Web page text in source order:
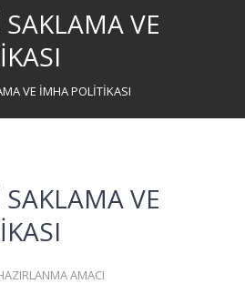
SAKLAMA VE
VE İMHA POLİTİKASI
SAKLAMA VE
AMACI